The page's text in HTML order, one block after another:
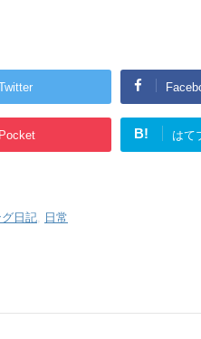
Pocket B! はて
日記, 日常